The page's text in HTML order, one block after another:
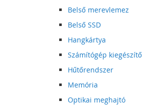
Belső merevlemez
Belső SSD
Hangkártya
Számítógép kiegészítő
Hűtőrendszer
Memória
Optikai meghajtó